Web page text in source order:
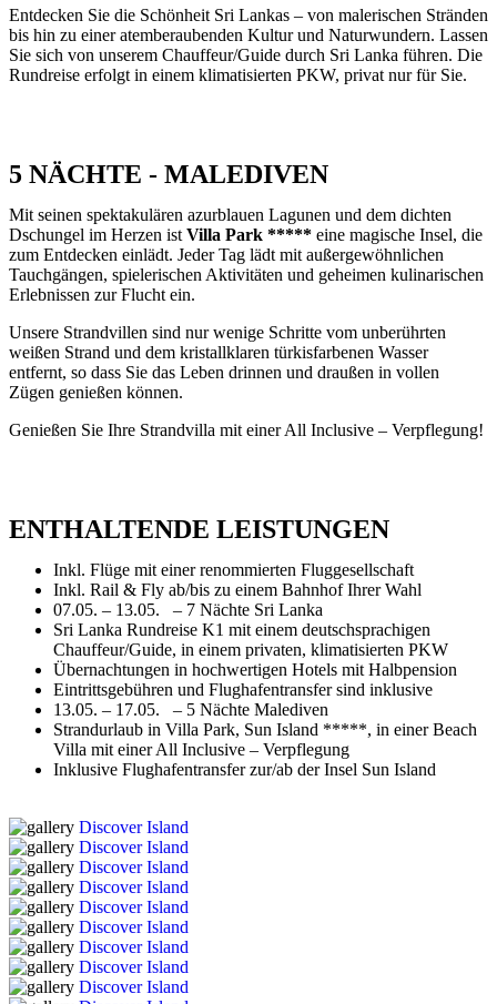
Entdecken Sie die Schönheit Sri Lankas – von malerischen Stränden
bis hin zu einer atemberaubenden Kultur und Naturwundern. Lassen
Sie sich von unserem Chauffeur/Guide durch Sri Lanka führen. Die
Rundreise erfolgt in einem klimatisierten PKW, privat nur für Sie.
5 NÄCHTE - MALEDIVEN
Mit seinen spektakulären azurblauen Lagunen und dem dichten
Dschungel im Herzen ist Villa Park ***** eine magische Insel, die
zum Entdecken einlädt. Jeder Tag lädt mit außergewöhnlichen
Tauchgängen, spielerischen Aktivitäten und geheimen kulinarischen
Erlebnissen zur Flucht ein.
Unsere Strandvillen sind nur wenige Schritte vom unberührten
weißen Strand und dem kristallklaren türkisfarbenen Wasser
entfernt, so dass Sie das Leben drinnen und draußen in vollen
Zügen genießen können.
Genießen Sie Ihre Strandvilla mit einer All Inclusive – Verpflegung!
ENTHALTENDE LEISTUNGEN
Inkl. Flüge mit einer renommierten Fluggesellschaft
Inkl. Rail & Fly ab/bis zu einem Bahnhof Ihrer Wahl
07.05. – 13.05. – 7 Nächte Sri Lanka
Sri Lanka Rundreise K1 mit einem deutschsprachigen
Chauffeur/Guide, in einem privaten, klimatisierten PKW
Übernachtungen in hochwertigen Hotels mit Halbpension
Eintrittsgebühren und Flughafentransfer sind inklusive
13.05. – 17.05. – 5 Nächte Malediven
Strandurlaub in Villa Park, Sun Island *****, in einer Beach
Villa mit einer All Inclusive – Verpflegung
Inklusive Flughafentransfer zur/ab der Insel Sun Island
Discover Island
Discover Island
Discover Island
Discover Island
Discover Island
Discover Island
Discover Island
Discover Island
Discover Island